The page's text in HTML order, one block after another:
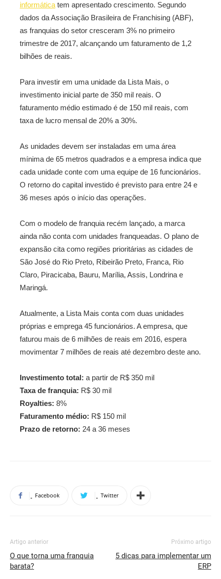
informática tem apresentado crescimento. Segundo
dados da Associação Brasileira de Franchising (ABF),
as franquias do setor cresceram 3% no primeiro
trimestre de 2017, alcançando um faturamento de 1,2
bilhões de reais.
Para investir em uma unidade da Lista Mais, o
investimento inicial parte de 350 mil reais. O
faturamento médio estimado é de 150 mil reais, com
taxa de lucro mensal de 20% a 30%.
As unidades devem ser instaladas em uma área
mínima de 65 metros quadrados e a empresa indica que
cada unidade conte com uma equipe de 16 funcionários.
O retorno do capital investido é previsto para entre 24 e
36 meses após o início das operações.
Com o modelo de franquia recém lançado, a marca
ainda não conta com unidades franqueadas. O plano de
expansão cita como regiões prioritárias as cidades de
São José do Rio Preto, Ribeirão Preto, Franca, Rio
Claro, Piracicaba, Bauru, Marília, Assis, Londrina e
Maringá.
Atualmente, a Lista Mais conta com duas unidades
próprias e emprega 45 funcionários. A empresa, que
faturou mais de 6 milhões de reais em 2016, espera
movimentar 7 milhões de reais até dezembro deste ano.
Investimento total: a partir de R$ 350 mil
Taxa de franquia: R$ 30 mil
Royalties: 8%
Faturamento médio: R$ 150 mil
Prazo de retorno: 24 a 36 meses
Facebook Twitter
Artigo anterior
O que torna uma franquia
barata?
Próximo artigo
5 dicas para implementar um
ERP